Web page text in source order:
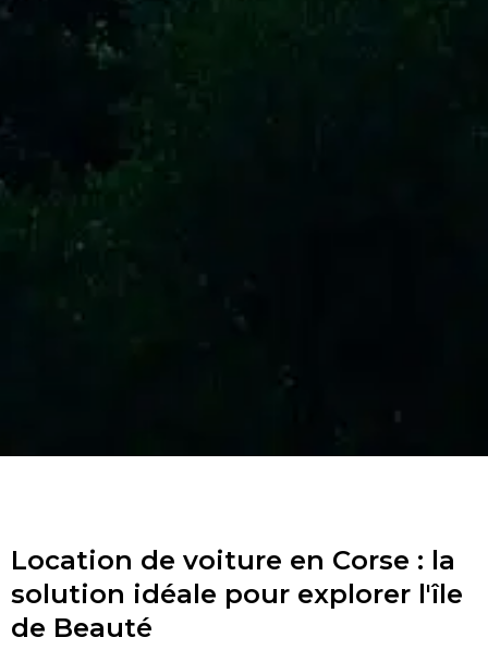
Location de voiture en Corse : la
solution idéale pour explorer l'île
de Beauté